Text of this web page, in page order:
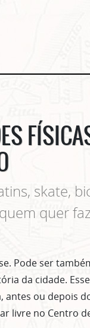
skate,
quer
Pode ser
da cidade.
antes ou depois
livre no Centro